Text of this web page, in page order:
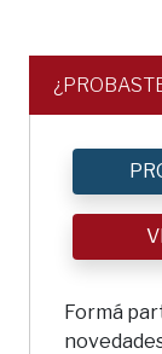
Formá